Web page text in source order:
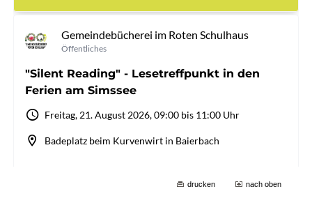
drucken nach oben